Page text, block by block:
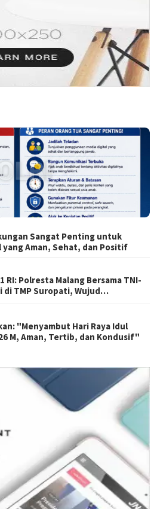
Sangat Penting untuk
Aman, Sehat, dan Positif
RI: Polresta Malang Bersama TNI-
di TMP Suropati, Wujud
"Menyambut Hari Raya Idul
M, Aman, Tertib, dan Kondusif"